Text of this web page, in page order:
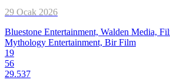
29 Ocak 2026
Bluestone Entertainment, Walden Media,
Mythology Entertainment, Bir Film
19
56
29.537